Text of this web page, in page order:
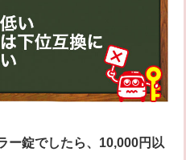
ー錠でしたら、10,000円以